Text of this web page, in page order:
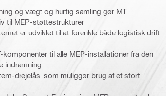
og vægt og hurtig samling gør MT
til MEP-støttestrukturer
er udviklet til at forenkle både logistisk drift
til alle MEP-installationer fra den
indramning
drejelås, som muliggør brug af et stort